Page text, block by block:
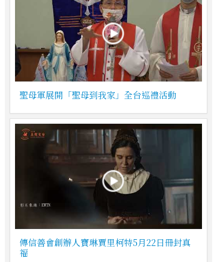
聖母軍展開「聖母到我家」全台巡禮活動
傳信善會創辦人寶琳賈里柯特5月22日冊封真
福